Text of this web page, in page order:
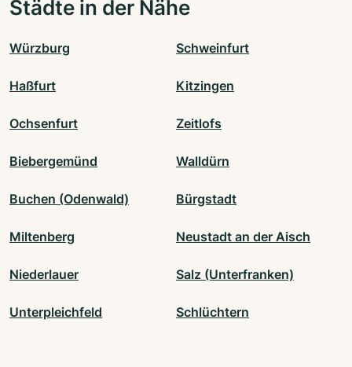
Städte in der Nähe
Würzburg Schweinfurt
Haßfurt Kitzingen
Ochsenfurt Zeitlofs
Biebergemünd Walldürn
Buchen (Odenwald) Bürgstadt
Miltenberg Neustadt an der Aisch
Niederlauer Salz (Unterfranken)
Unterpleichfeld Schlüchtern